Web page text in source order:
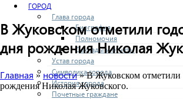
ГОРОД
Глава города
Биография
Полномочия
Доклады и отчеты
Устав города
Символика города
История города
Почетные граждане
В Жуковском отметили
дня рождения Николая
Главная » новости» В Жуковском отметили
рождения Николая Жуковского.